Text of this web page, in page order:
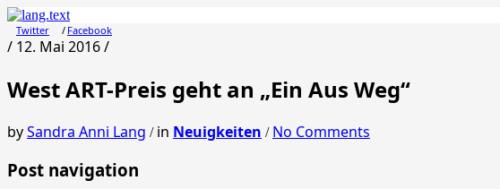
Twitter Facebook
/ 12. Mai 2016 /
West ART-Preis geht an „Ein Aus Weg“
bySandra Anni Lang / in Neuigkeiten / No Comments
Post navigation